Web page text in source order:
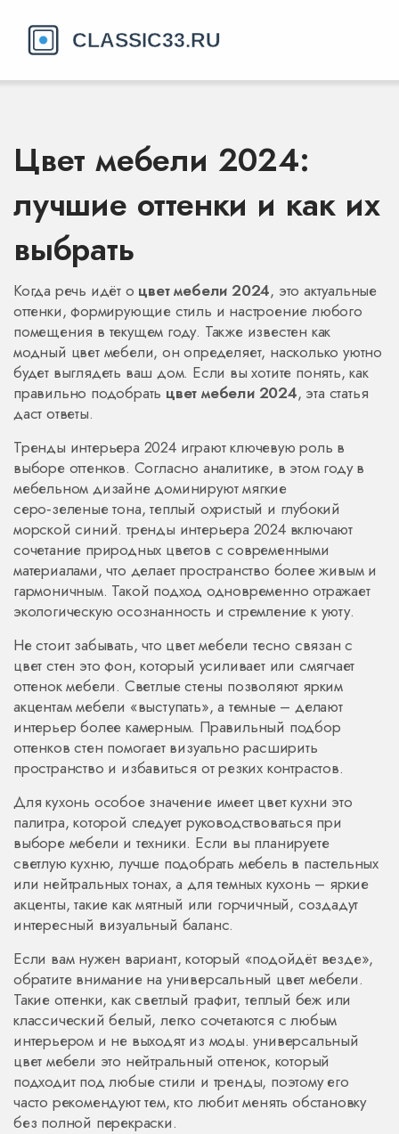
Цвет мебели 2024:
лучшие оттенки и как их
выбрать
Когда речь идёт о цвет мебели 2024, это актуальные
оттенки, формирующие стиль и настроение любого
помещения в текущем году. Также известен как
модный цвет мебели, он определяет, насколько уютно
будет выглядеть ваш дом. Если вы хотите понять, как
правильно подобрать цвет мебели 2024, эта статья
даст ответы.
Тренды интерьера 2024 играют ключевую роль в
выборе оттенков. Согласно аналитике, в этом году в
мебельном дизайне доминируют мягкие
серо‑зеленые тона, теплый охристый и глубокий
морской синий. тренды интерьера 2024 включают
сочетание природных цветов с современными
материалами, что делает пространство более живым и
гармоничным. Такой подход одновременно отражает
экологическую осознанность и стремление к уюту.
Не стоит забывать, что цвет мебели тесно связан с
цвет стен это фон, который усиливает или смягчает
оттенок мебели. Светлые стены позволяют ярким
акцентам мебели «выступать», а темные – делают
интерьер более камерным. Правильный подбор
оттенков стен помогает визуально расширить
пространство и избавиться от резких контрастов.
Для кухонь особое значение имеет цвет кухни это
палитра, которой следует руководствоваться при
выборе мебели и техники. Если вы планируете
светлую кухню, лучше подобрать мебель в пастельных
или нейтральных тонах, а для темных кухонь – яркие
акценты, такие как мятный или горчичный, создадут
интересный визуальный баланс.
Если вам нужен вариант, который «подойдёт везде»,
обратите внимание на универсальный цвет мебели.
Такие оттенки, как светлый графит, теплый беж или
классический белый, легко сочетаются с любым
интерьером и не выходят из моды.универсальный
цвет мебели это нейтральный оттенок, который
подходит под любые стили и тренды, поэтому его
часто рекомендуют тем, кто любит менять обстановку
без полной перекраски.